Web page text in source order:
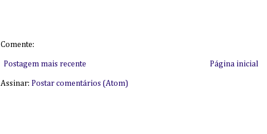
Comente:
Postagem mais recente Página inicial
Assinar: Postar comentários (Atom)